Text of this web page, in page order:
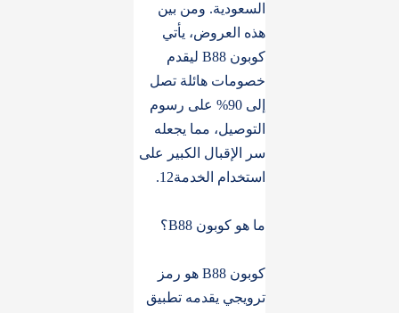
السعودية. ومن بين
هذه العروض، يأتي
كوبون B88 ليقدم
خصومات هائلة تصل
إلى 90% على رسوم
التوصيل، مما يجعله
سر الإقبال الكبير على
استخدام الخدمة12.
ما هو كوبون B88؟
كوبون B88 هو رمز
ترويجي يقدمه تطبيق